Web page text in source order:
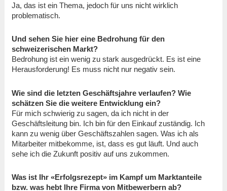
Ja, das ist ein Thema, jedoch für uns nicht wirklich
problematisch.
Und sehen Sie hier eine Bedrohung für den
schweizerischen Markt?
Bedrohung ist ein wenig zu stark ausgedrückt. Es ist eine
Herausforderung! Es muss nicht nur negativ sein.
Wie sind die letzten Geschäftsjahre verlaufen? Wie
schätzen Sie die weitere Entwicklung ein?
Für mich schwierig zu sagen, da ich nicht in der
Geschäftsleitung bin. Ich bin für den Einkauf zuständig. Ich
kann zu wenig über Geschäftszahlen sagen. Was ich als
Mitarbeiter mitbekomme, ist, dass es gut läuft. Und auch
sehe ich die Zukunft positiv auf uns zukommen.
Was ist Ihr «Erfolgsrezept» im Kampf um Marktanteile
bzw. was hebt Ihre Firma von Mitbewerbern ab?